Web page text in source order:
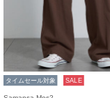
タイムセール対象 SALE